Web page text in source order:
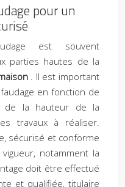
pour un
est souvent
parties hautes de la
. Il est important
en fonction de
de la hauteur de la
travaux à réaliser.
sécurisé et conforme
notamment la
doit être effectué
et qualifiée, titulaire